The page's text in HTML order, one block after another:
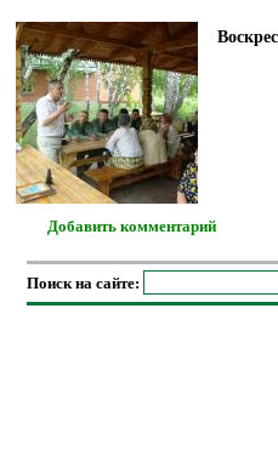
Добавить комментарий
Поиск на сайте: